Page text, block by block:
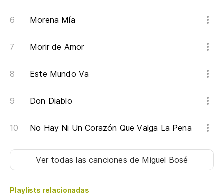
Morena Mía
Morir de Amor
Este Mundo Va
Don Diablo
No Hay Ni Un Corazón Que Valga La Pena
Ver todas las canciones de Miguel Bosé
Playlists relacionadas